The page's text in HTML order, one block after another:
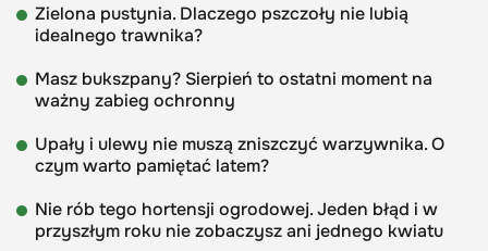
Zielona pustynia. Dlaczego pszczoły nie lubią
idealnego trawnika?
Masz bukszpany? Sierpień to ostatni moment na
ważny zabieg ochronny
Upały i ulewy nie muszą zniszczyć warzywnika. O
czym warto pamiętać latem?
Nie rób tego hortensji ogrodowej. Jeden błąd i w
przyszłym roku nie zobaczysz ani jednego kwiatu